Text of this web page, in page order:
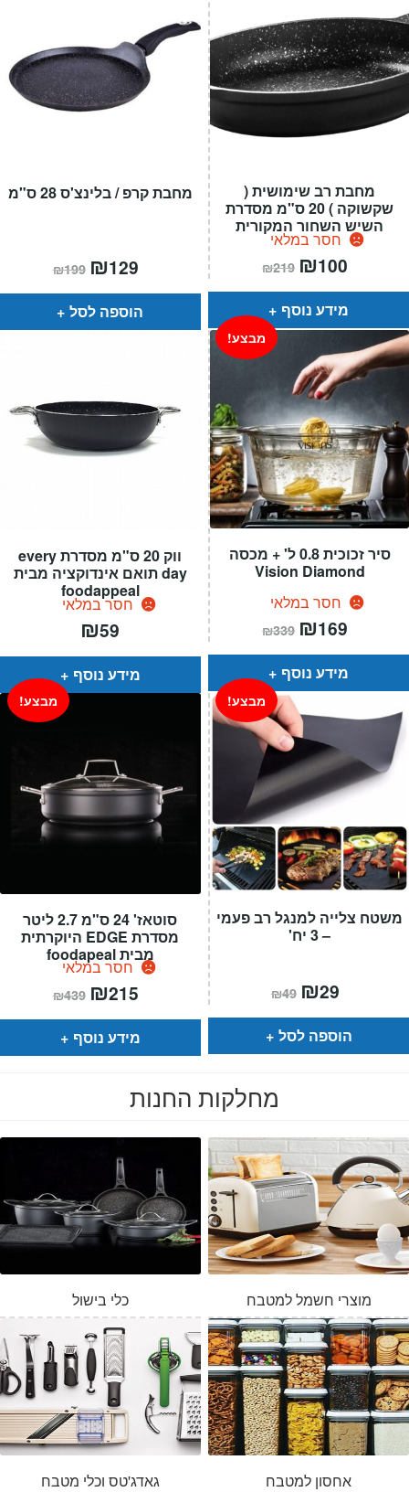
מחבת קרפ / בלינצ'ס 28 ס"מ
₪199 המחיר
המקורי
היה:
₪199.
₪129
הוא:
הוספה לסל
מחבת רב שימושית (
שקשוקה ) 20 ס"מ מסדרת
השיש השחור המקורית
חסר במלאי
₪219 המחיר
המקורי
היה:
₪219.
₪100
הוא:
מידע נוסף
ווק 20 ס"מ מסדרת every
day תואם אינדוקציה מבית
foodappeal
חסר במלאי
₪59
מידע נוסף
סיר זכוכית 0.8 ל' + מכסה
Vision Diamond
חסר במלאי
מבצע!
₪339 המחיר
המקורי
היה:
₪339.
₪169
הוא:
מידע נוסף
סוטאז' 24 ס"מ 2.7 ליטר
מסדרת EDGE היוקרתית
מבית foodapeal
חסר במלאי
מבצע!
₪439 המחיר
המקורי
היה:
₪439.
₪215
הוא:
מידע נוסף
משטח צלייה למנגל רב פעמי
– 3 יח'
מבצע!
₪49 המחיר
המקורי
היה:
₪49.
₪29
הוא:
הוספה לסל
מחלקות החנות
כלי בישול מוצרי חשמל למטבח
גאדג'טס וכלי מטבח אחסון למטבח